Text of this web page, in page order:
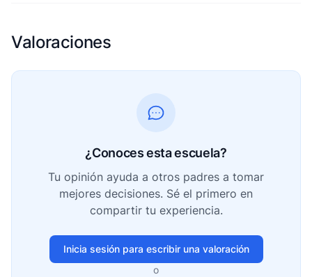
Valoraciones
¿Conoces esta escuela?
Tu opinión ayuda a otros padres a tomar
mejores decisiones. Sé el primero en
compartir tu experiencia.
Inicia sesión para escribir una valoración
o